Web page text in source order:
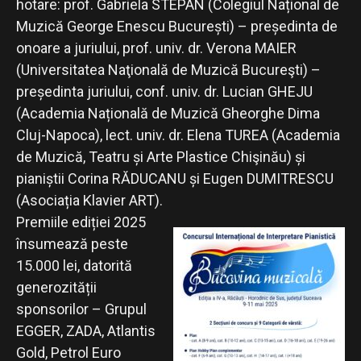
hotare: prof. Gabriela STEPAN (Colegiul Național de
Muzică George Enescu București) – președinta de
onoare a juriului, prof. univ. dr. Verona MAIER
(Universitatea Naţională de Muzică Bucureşti) –
președinta juriului, conf. univ. dr. Lucian GHEJU
(Academia Națională de Muzică Gheorghe Dima
Cluj-Napoca), lect. univ. dr. Elena TUREA (Academia
de Muzică, Teatru și Arte Plastice Chişinău) și
pianiștii Corina RĂDUCANU și Eugen DUMITRESCU
(Asociația Klavier ART).
Premiile ediției 2025
însumează peste
15.000 lei, datorită
generozității
sponsorilor – Grupul
EGGER, ZADA, Atlantis
Gold, Petrol Euro